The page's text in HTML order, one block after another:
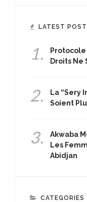
LATEST
1.
Protocole
Droits Ne
2.
La “Sery
Soient
3.
Akwaba
Les
Abidjan
CATEGORIES